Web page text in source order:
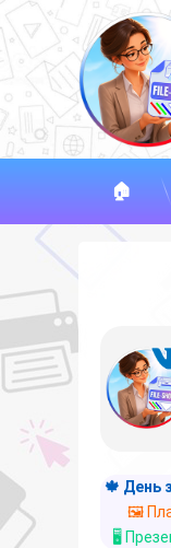
Перейти
к
содержимому
🏠
🍁 День
🖼️
🖥️